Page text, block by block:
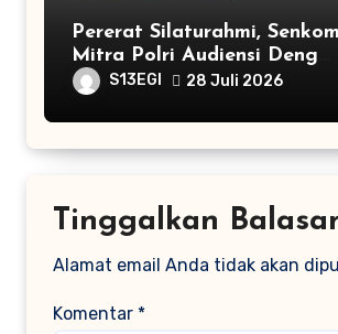
Pererat Silaturahmi, Senkom
Mitra Polri Audiensi Dengan
Kasubdit Bhabinkamtibmas
S13EGI 28 Juli 2026
Tinggalkan
Alamat email Anda tidak akan
Komentar *